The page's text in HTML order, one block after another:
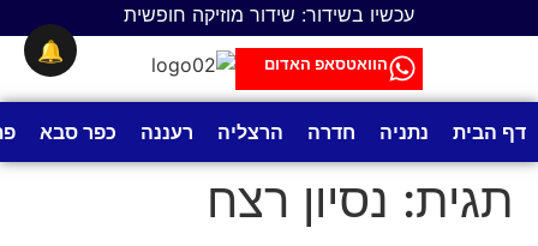
עכשיו בשידור: שידור מוזיקה חופשית
הוואטסאפ האדום
דף הבית נתניה חדרה הרצליה רעננה כפר סבא
תגית: נסיון רצח
🔔